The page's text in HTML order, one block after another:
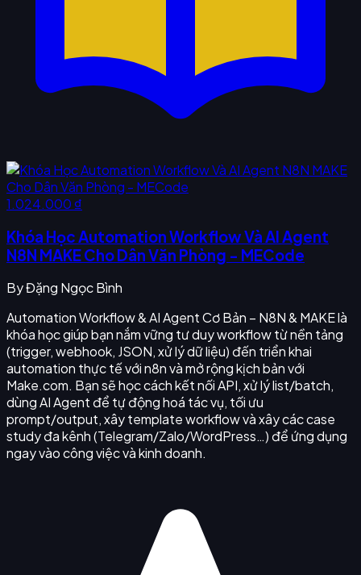
1.024.000 ₫
Khóa Học Automation Workflow Và AI Agent
N8N MAKE Cho Dân Văn Phòng - MECode
ByĐặng Ngọc Bình
Automation Workflow & AI Agent Cơ Bản – N8N & MAKE là
khóa học giúp bạn nắm vững tư duy workflow từ nền tảng
(trigger, webhook, JSON, xử lý dữ liệu) đến triển khai
automation thực tế với n8n và mở rộng kịch bản với
Make.com. Bạn sẽ học cách kết nối API, xử lý list/batch,
dùng AI Agent để tự động hoá tác vụ, tối ưu
prompt/output, xây template workflow và xây các case
study đa kênh (Telegram/Zalo/WordPress…) để ứng dụng
ngay vào công việc và kinh doanh.